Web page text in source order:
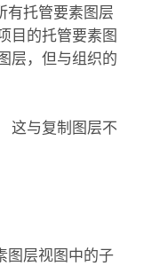
有托管要素图层
目的托管要素图
层，但与组织的
这与复制图层不
图层视图中的子